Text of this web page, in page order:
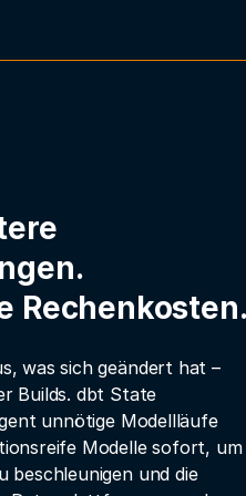
was sich geändert hat –
Builds. dbt State
unnötige Modellläufe
Modelle sofort, um
beschleunigen und die